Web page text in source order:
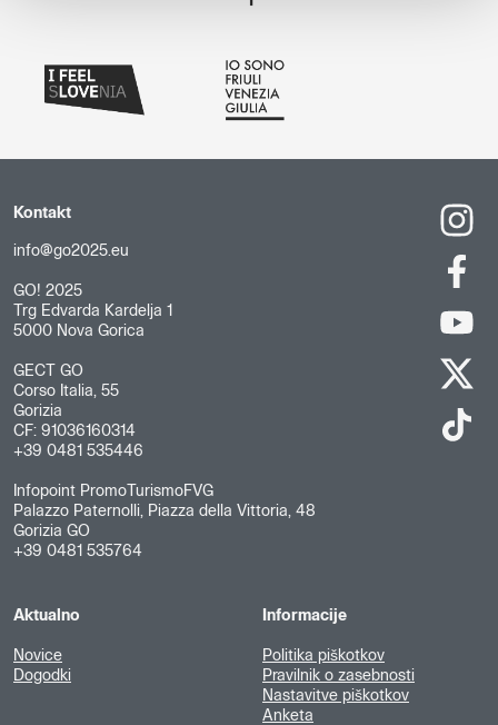
Kontakt
info@go2025.eu
GO! 2025
Trg Edvarda Kardelja 1
5000 Nova Gorica
GECT GO
Corso Italia, 55
Gorizia
CF: 91036160314
+39 0481 535446
Infopoint PromoTurismoFVG
Palazzo Paternolli, Piazza della Vittoria, 48
Gorizia GO
+39 0481 535764
Aktualno
Novice
Dogodki
Informacije
Politika piškotkov
Pravilnik o zasebnosti
Nastavitve piškotkov
Anketa